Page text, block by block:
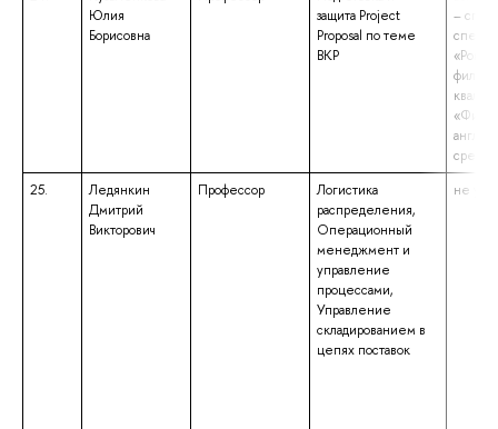
Юлия
Борисовна
защита Project
Proposal по теме
ВКР
–
25.
Ледянкин
Дмитрий
Викторович
Профессор
Логистика
распределения,
Операционный
менеджмент и
управление
процессами,
Управление
складированием в
цепях поставок
не